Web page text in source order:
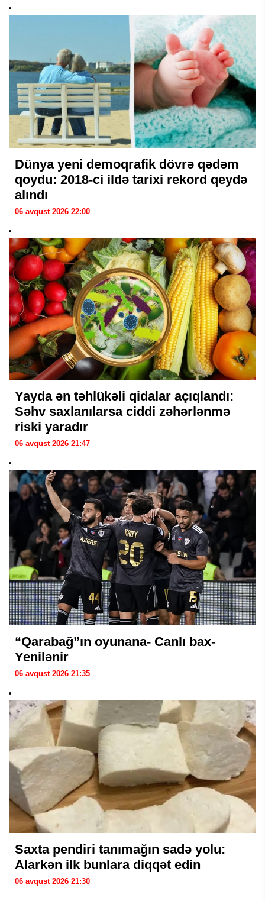
Dünya yeni demoqrafik dövrə qədəm
qoydu: 2018-ci ildə tarixi rekord qeydə
alındı
06 avqust 2026 22:00
Yayda ən təhlükəli qidalar açıqlandı:
Səhv saxlanılarsa ciddi zəhərlənmə
riski yaradır
06 avqust 2026 21:47
“Qarabağ”ın oyunana- Canlı bax-
Yenilənir
06 avqust 2026 21:35
Saxta pendiri tanımağın sadə yolu:
Alarkən ilk bunlara diqqət edin
06 avqust 2026 21:30